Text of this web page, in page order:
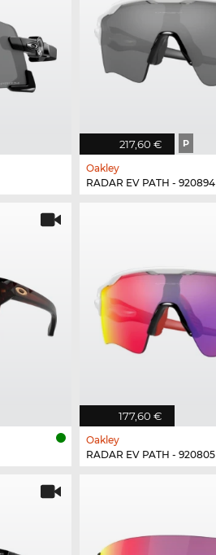
217,60 € P
Oakley
RADAR EV PATH - 920894
177,60 €
Oakley
RADAR EV PATH - 920805